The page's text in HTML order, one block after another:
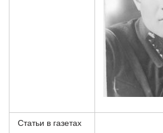
Статьи в газетах